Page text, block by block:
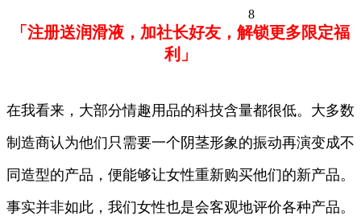
8
「注册送润滑液，加社长好友，解锁更多限定福
利」
在我看来，大部分情趣用品的科技含量都很低。大多数
制造商认为他们只需要一个阴茎形象的振动再演变成不
同造型的产品，便能够让女性重新购买他们的新产品。
事实并非如此，我们女性也是会客观地评价各种产品。